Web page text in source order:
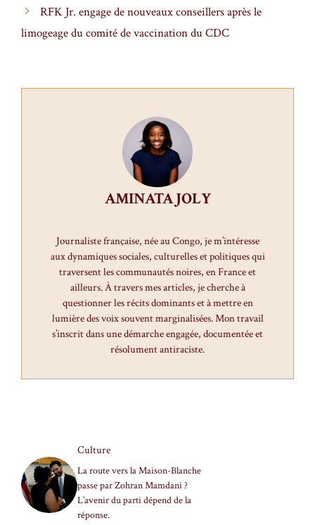
RFK Jr. engage de nouveaux conseillers après le
limogeage du comité de vaccination du CDC
AMINATA JOLY
Journaliste française, née au Congo, je m’intéresse
aux dynamiques sociales, culturelles et politiques qui
traversent les communautés noires, en France et
ailleurs. À travers mes articles, je cherche à
questionner les récits dominants et à mettre en
lumière des voix souvent marginalisées. Mon travail
s’inscrit dans une démarche engagée, documentée et
résolument antiraciste.
Culture
La route vers la Maison-Blanche
passe par Zohran Mamdani ?
L’avenir du parti dépend de la
réponse.